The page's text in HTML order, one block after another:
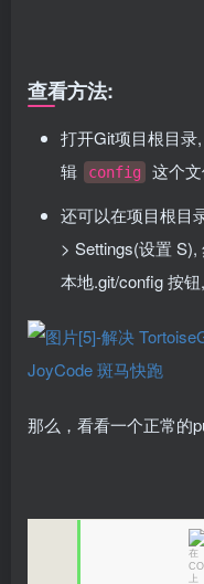
查看方法:
打开Git项目根目录
辑
config
这个
还可以在项目根目
> Settings(设置
本地.git/config 按
那么，看看一个正常的